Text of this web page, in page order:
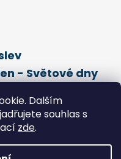
Dalším
souhlas s
zde.
- Světové dny
mateřského